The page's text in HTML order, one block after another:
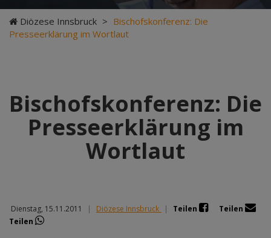
Diözese Innsbruck > Bischofskonferenz: Die
Presseerklärung im Wortlaut
Bischofskonferenz: Die
Presseerklärung im
Wortlaut
Dienstag, 15.11.2011 | Diözese Innsbruck | Teilen
Teilen
Teilen